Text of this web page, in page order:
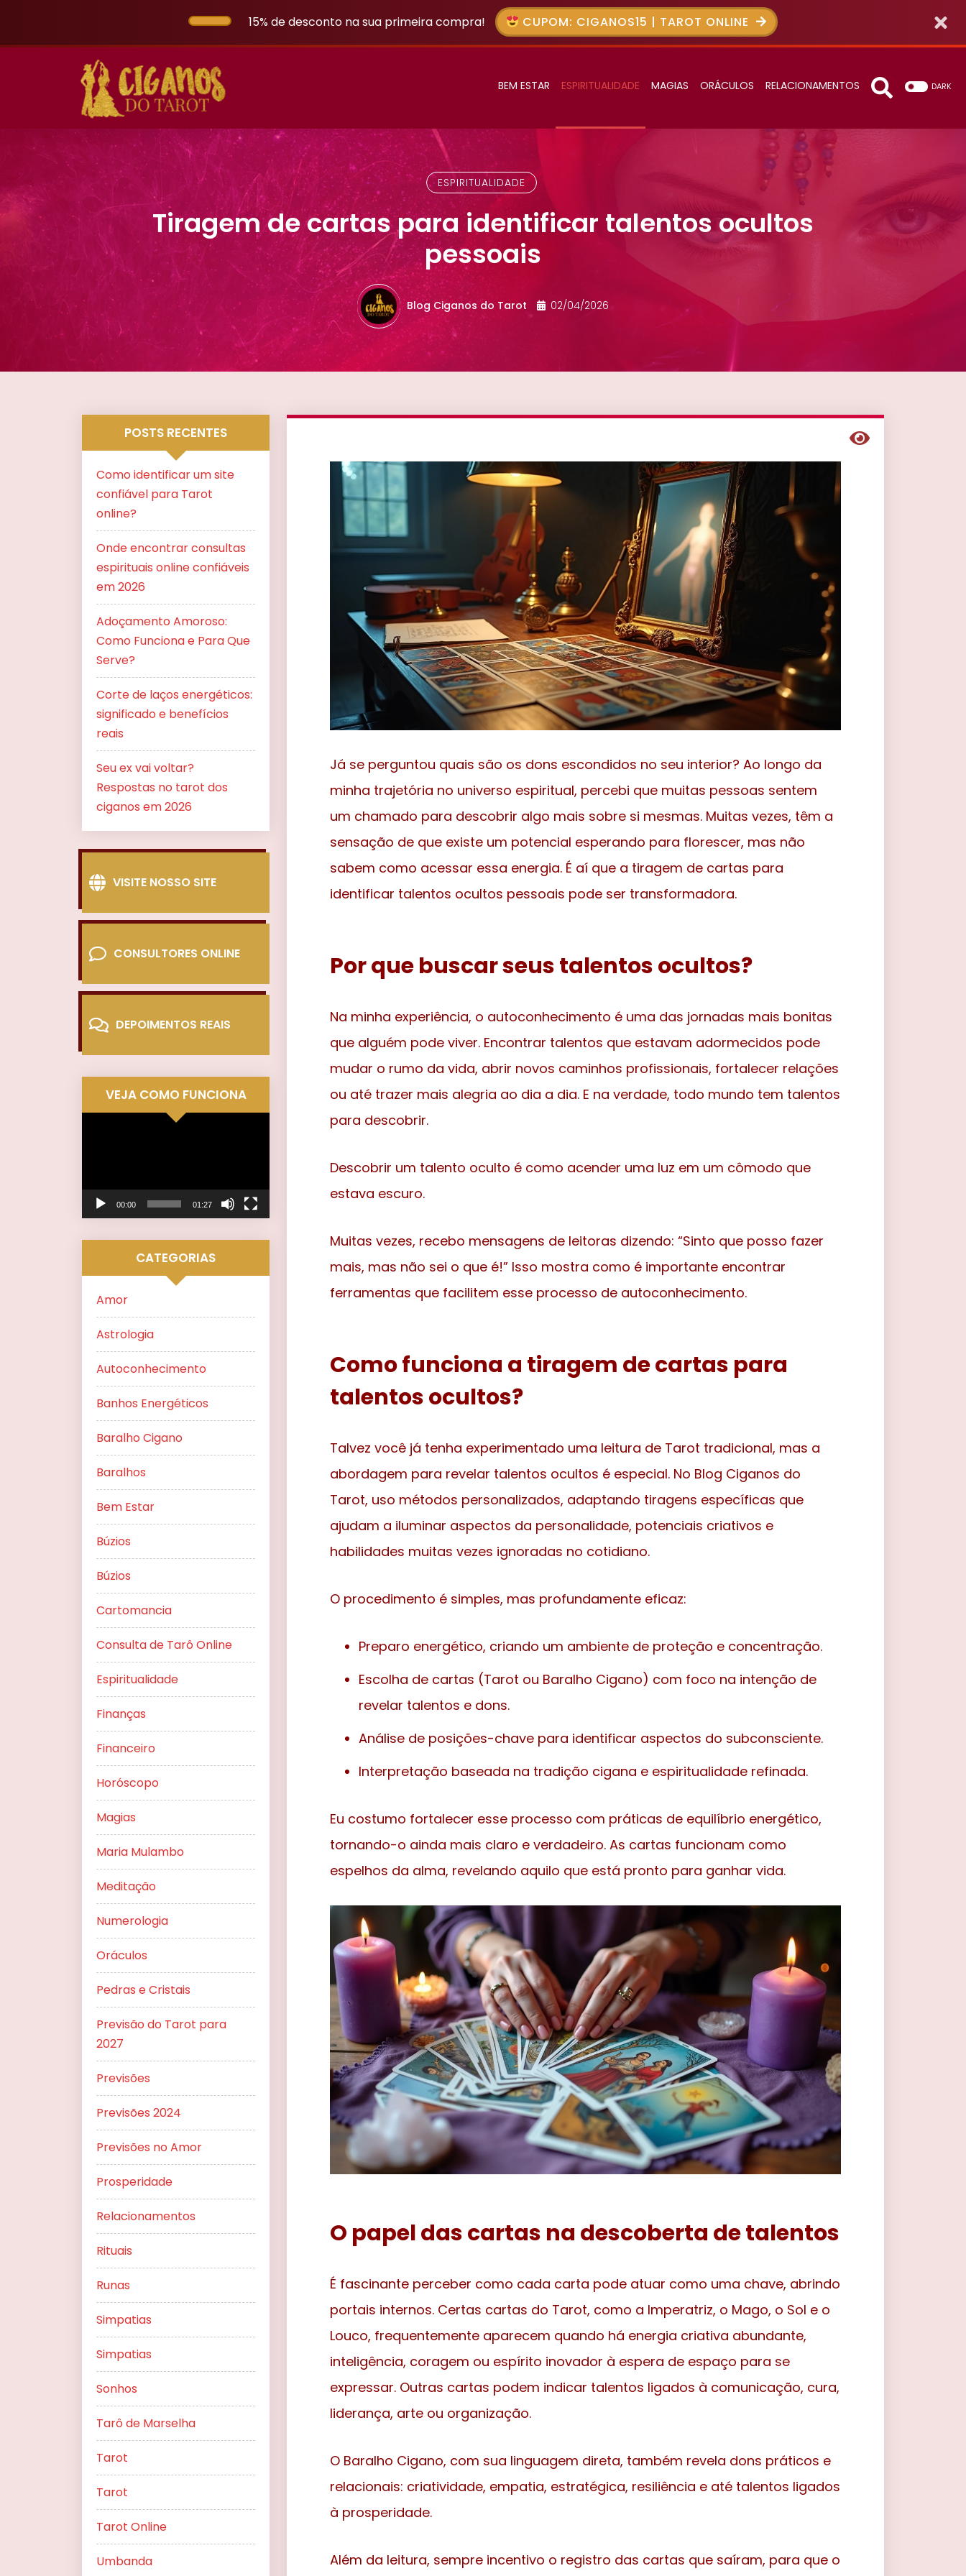
15% de desconto na sua primeira compra! CUPOM: CIGANOS15 | TAROT ONLINE
BEM ESTAR ESPIRITUALIDADE MAGIAS ORÁCULOS RELACIONAMENTOS DARK
ESPIRITUALIDADE
Tiragem de cartas para identificar talentos ocultos
pessoais
Blog Ciganos do Tarot 02/04/2026
Já se perguntou quais são os dons escondidos no seu interior? Ao longo da
minha trajetória no universo espiritual, percebi que muitas pessoas sentem
um chamado para descobrir algo mais sobre si mesmas. Muitas vezes, têm a
sensação de que existe um potencial esperando para florescer, mas não
sabem como acessar essa energia. É aí que a tiragem de cartas para
identificar talentos ocultos pessoais pode ser transformadora.
Por que buscar seus talentos ocultos?
Na minha experiência, o autoconhecimento é uma das jornadas mais bonitas
que alguém pode viver. Encontrar talentos que estavam adormecidos pode
mudar o rumo da vida, abrir novos caminhos profissionais, fortalecer relações
ou até trazer mais alegria ao dia a dia. E na verdade, todo mundo tem talentos
para descobrir.
Descobrir um talento oculto é como acender uma luz em um cômodo que
estava escuro.
Muitas vezes, recebo mensagens de leitoras dizendo: “Sinto que posso fazer
mais, mas não sei o que é!” Isso mostra como é importante encontrar
ferramentas que facilitem esse processo de autoconhecimento.
Como funciona a tiragem de cartas para
talentos ocultos?
Talvez você já tenha experimentado uma leitura de Tarot tradicional, mas a
abordagem para revelar talentos ocultos é especial. No Blog Ciganos do
Tarot, uso métodos personalizados, adaptando tiragens específicas que
ajudam a iluminar aspectos da personalidade, potenciais criativos e
habilidades muitas vezes ignoradas no cotidiano.
O procedimento é simples, mas profundamente eficaz:
Preparo energético, criando um ambiente de proteção e concentração.
Escolha de cartas (Tarot ou Baralho Cigano) com foco na intenção de
revelar talentos e dons.
Análise de posições-chave para identificar aspectos do subconsciente.
Interpretação baseada na tradição cigana e espiritualidade refinada.
Eu costumo fortalecer esse processo com práticas de equilíbrio energético,
tornando-o ainda mais claro e verdadeiro. As cartas funcionam como
espelhos da alma, revelando aquilo que está pronto para ganhar vida.
O papel das cartas na descoberta de talentos
É fascinante perceber como cada carta pode atuar como uma chave, abrindo
portais internos. Certas cartas do Tarot, como a Imperatriz, o Mago, o Sol e o
Louco, frequentemente aparecem quando há energia criativa abundante,
inteligência, coragem ou espírito inovador à espera de espaço para se
expressar. Outras cartas podem indicar talentos ligados à comunicação, cura,
liderança, arte ou organização.
O Baralho Cigano, com sua linguagem direta, também revela dons práticos e
relacionais: criatividade, empatia, estratégica, resiliência e até talentos ligados
à prosperidade.
Além da leitura, sempre incentivo o registro das cartas que saíram, para que o
POSTS RECENTES
Como identificar um site
confiável para Tarot
online?
Onde encontrar consultas
espirituais online confiáveis
em 2026
Adoçamento Amoroso:
Como Funciona e Para Que
Serve?
Corte de laços energéticos:
significado e benefícios
reais
Seu ex vai voltar?
Respostas no tarot dos
ciganos em 2026
VISITE NOSSO SITE
CONSULTORES ONLINE
DEPOIMENTOS REAIS
VEJA COMO FUNCIONA
00:00 01:27
CATEGORIAS
Amor
Astrologia
Autoconhecimento
Banhos Energéticos
Baralho Cigano
Baralhos
Bem Estar
Búzios
Búzios
Cartomancia
Consulta de Tarô Online
Espiritualidade
Finanças
Financeiro
Horóscopo
Magias
Maria Mulambo
Meditação
Numerologia
Oráculos
Pedras e Cristais
Previsão do Tarot para
2027
Previsões
Previsões 2024
Previsões no Amor
Prosperidade
Relacionamentos
Rituais
Runas
Simpatias
Simpatias
Sonhos
Tarô de Marselha
Tarot
Tarot
Tarot Online
Umbanda